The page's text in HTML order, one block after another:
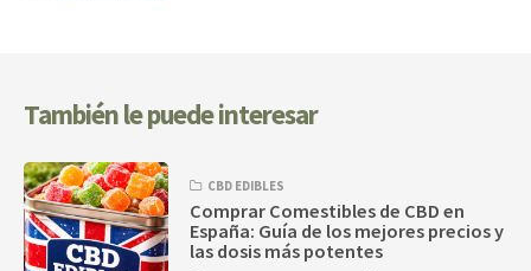
También le puede interesar
CBD EDIBLES
Comprar Comestibles de CBD en
España: Guía de los mejores precios y
las dosis más potentes